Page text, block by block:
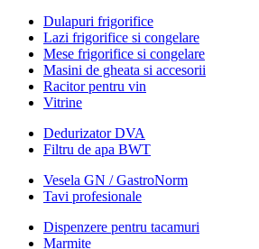
Dulapuri frigorifice
Lazi frigorifice si congelare
Mese frigorifice si congelare
Masini de gheata si accesorii
Racitor pentru vin
Vitrine
Dedurizator DVA
Filtru de apa BWT
Vesela GN / GastroNorm
Tavi profesionale
Dispenzere pentru tacamuri
Marmite